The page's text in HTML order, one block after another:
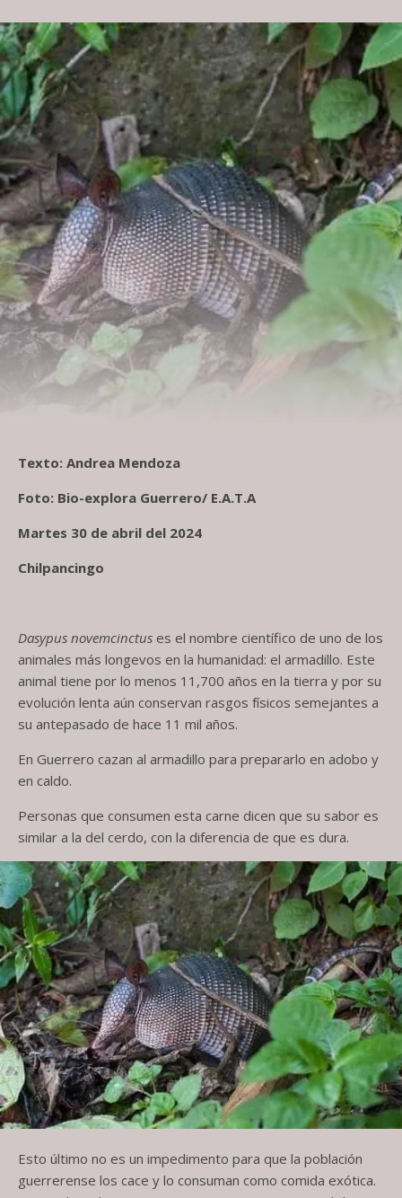
Texto: Andrea Mendoza
Foto: Bio-explora Guerrero/ E.A.T.A
Martes 30 de abril del 2024
Chilpancingo
Dasypus novemcinctus es el nombre científico de uno de los
animales más longevos en la humanidad: el armadillo. Este
animal tiene por lo menos 11,700 años en la tierra y por su
evolución lenta aún conservan rasgos físicos semejantes a
su antepasado de hace 11 mil años.
En Guerrero cazan al armadillo para prepararlo en adobo y
en caldo.
Personas que consumen esta carne dicen que su sabor es
similar a la del cerdo, con la diferencia de que es dura.
Esto último no es un impedimento para que la población
guerrerense los cace y lo consuman como comida exótica.